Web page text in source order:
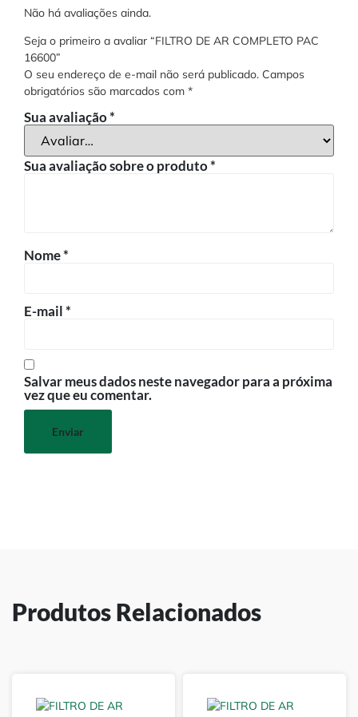
Não há avaliações ainda.
Seja o primeiro a avaliar “FILTRO DE AR COMPLETO PAC
16600”
O seu endereço de e-mail não será publicado. Campos
obrigatórios são marcados com *
Sua avaliação*
Sua avaliação sobre o produto*
Nome*
E-mail*
Salvar meus dados neste navegador para a próxima
vez que eu comentar.
Produtos Relacionados